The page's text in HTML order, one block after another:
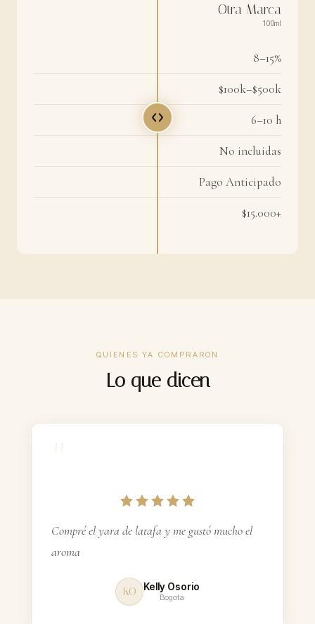
Otra Marca
100ml
8–15%
$100k–$500k
6–10 h
No incluidas
Pago Anticipado
$15.000+
PAGO
$44.900–$69.900
Incluidas
ContraEntrega
QUIENES YA COMPRARON
Lo que dicen
"
Compré el yara de latafa y me gustó mucho el
aroma
KO Kelly Osorio
Bogota